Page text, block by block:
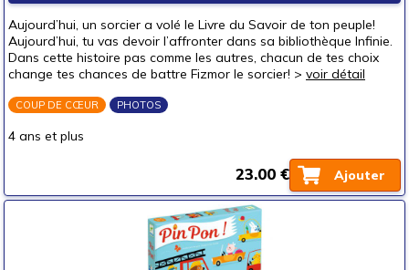
Aujourd’hui, un sorcier a volé le Livre du Savoir de ton peuple!
Aujourd’hui, tu vas devoir l’affronter dans sa bibliothèque Infinie.
Dans cette histoire pas comme les autres, chacun de tes choix
change tes chances de battre Fizmor le sorcier! > voir détail
COUP DE CŒUR PHOTOS
4 ans et plus
Ajouter
23.00 €